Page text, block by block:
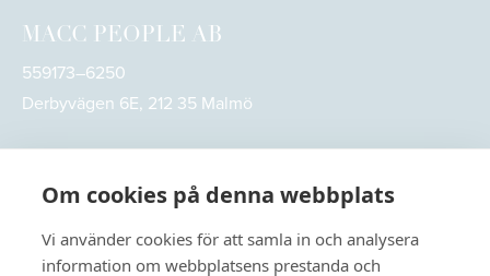
MACC PEOPLE AB
559173–6250
Derbyvägen 6E, 212 35 Malmö
Om cookies på denna webbplats
Vi använder cookies för att samla in och analysera
information om webbplatsens prestanda och